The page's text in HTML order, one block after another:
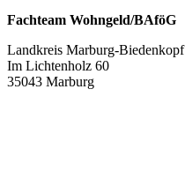
Fachteam Wohngeld/BAföG
Landkreis Marburg-Biedenkopf
Im Lichtenholz 60
35043 Marburg